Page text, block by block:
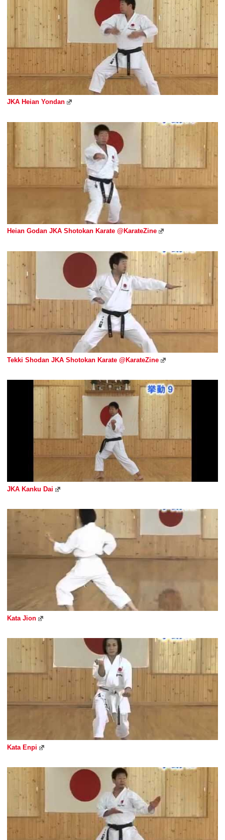
JKA Heian Yondan
Heian Godan JKA Shotokan Karate @KarateZine
Tekki Shodan JKA Shotokan Karate @KarateZine
JKA Kanku Dai
Kata Jion
Kata Enpi